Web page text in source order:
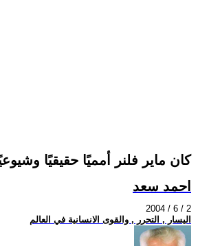
كان ماير فلنر أمميًا حقيقيًا
احمد سعد
2004 / 6 / 2
اليسار , التحرر , والقوى الانسانية في العالم